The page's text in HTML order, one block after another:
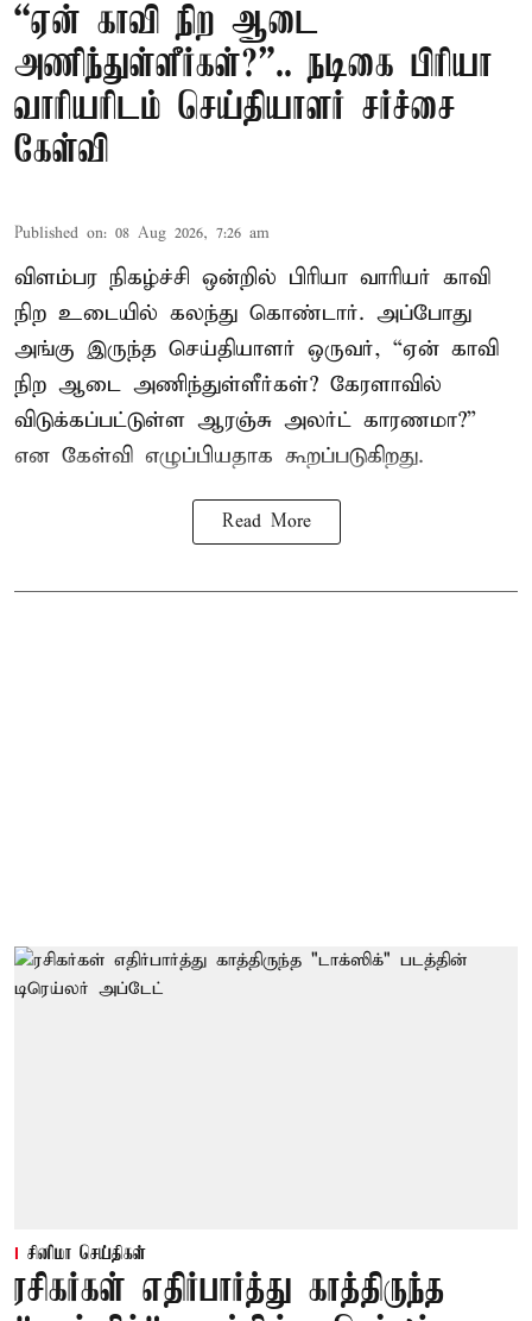
“ஏன் காவி நிற ஆடை
அணிந்துள்ளீர்கள்?”.. நடிகை பிரியா
வாரியரிடம் செய்தியாளர் சர்ச்சை
கேள்வி
Published on: 08 Aug 2026, 7:26 am
விளம்பர நிகழ்ச்சி ஒன்றில் பிரியா வாரியர் காவி
நிற உடையில் கலந்து கொண்டார். அப்போது
அங்கு இருந்த செய்தியாளர் ஒருவர், “ஏன் காவி
நிற ஆடை அணிந்துள்ளீர்கள்? கேரளாவில்
விடுக்கப்பட்டுள்ள ஆரஞ்சு அலர்ட் காரணமா?”
என கேள்வி எழுப்பியதாக கூறப்படுகிறது.
Read More
சினிமா செய்திகள்
ரசிகர்கள் எதிர்பார்த்து காத்திருந்த